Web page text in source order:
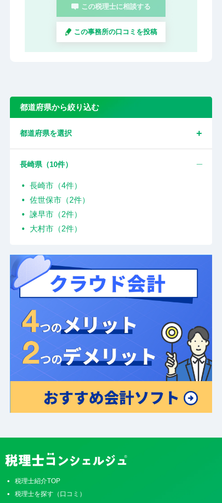
この税理士に相談する
この事務所の口コミを投稿
都道府県から絞り込む
都道府県を選択
長崎県（10件）
長崎市（4件）
佐世保市（2件）
諫早市（2件）
大村市（2件）
税理士紹介TOP
税理士を探す（口コミ）